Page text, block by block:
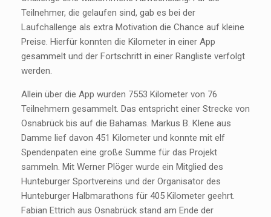
Teilnehmer, die gelaufen sind, gab es bei der
Laufchallenge als extra Motivation die Chance auf kleine
Preise. Hierfür konnten die Kilometer in einer App
gesammelt und der Fortschritt in einer Rangliste verfolgt
werden.
Allein über die App wurden 7553 Kilometer von 76
Teilnehmern gesammelt. Das entspricht einer Strecke von
Osnabrück bis auf die Bahamas. Markus B. Klene aus
Damme lief davon 451 Kilometer und konnte mit elf
Spendenpaten eine große Summe für das Projekt
sammeln. Mit Werner Plöger wurde ein Mitglied des
Hunteburger Sportvereins und der Organisator des
Hunteburger Halbmarathons für 405 Kilometer geehrt.
Fabian Ettrich aus Osnabrück stand am Ende der